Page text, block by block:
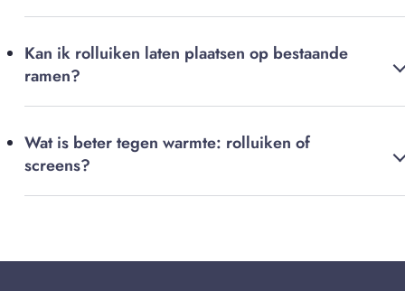
Kan ik rolluiken laten plaatsen op bestaande
ramen?
Wat is beter tegen warmte: rolluiken of
screens?